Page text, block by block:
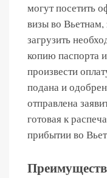
могут посетить
визы во Вьетнам,
загрузить
копию паспорта
произвести
подана и
отправлена
готовая к
прибытии во